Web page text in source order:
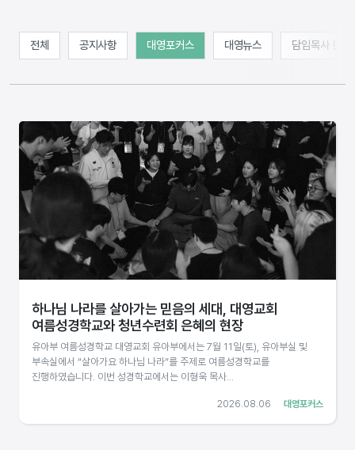
전체 공지사항 대영포커스 대영뉴스 담임목사 칼럼
대영포커스
2026.08.06
하나님 나라를 살아가는 믿음의 세대, 대영교회
여름성경학교와 청년수련회 은혜의 현장
유아부 여름성경학교 대영교회 유아부에서는 7월 11일(토), 유아부실 및
부속실에서 “살아가요 하나님 나라”를 주제로 여름성경학교를
진행하였습니다. 이번 성경학교에서는 이형욱 목사...